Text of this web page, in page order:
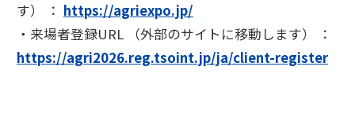
す） ： https://agriexpo.jp/
・来場者登録URL （外部のサイトに移動します） ：
https://agri2026.reg.tsoint.jp/ja/client-register